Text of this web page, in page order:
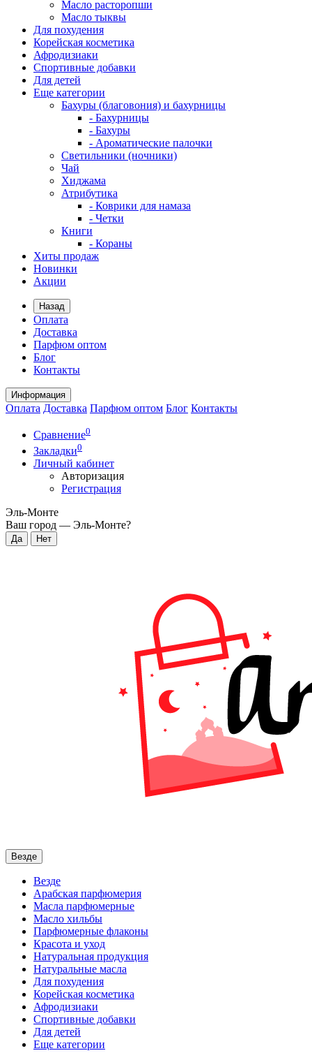
Масло расторопши
Масло тыквы
Для похудения
Корейская косметика
Афродизиаки
Спортивные добавки
Для детей
Еще категории
Бахуры (благовония) и бахурницы
- Бахурницы
- Бахуры
- Ароматические палочки
Светильники (ночники)
Чай
Хиджама
Атрибутика
- Коврики для намаза
- Четки
Книги
- Кораны
Хиты продаж
Новинки
Акции
Назад
Оплата
Доставка
Парфюм оптом
Блог
Контакты
Информация
Оплата Доставка Парфюм оптом Блог Контакты
Сравнение0
Закладки0
Личный кабинет
Авторизация
Регистрация
Эль-Монте
Ваш город — Эль-Монте?
Везде
Везде
Арабская парфюмерия
Масла парфюмерные
Масло хильбы
Парфюмерные флаконы
Красота и уход
Натуральная продукция
Натуральные масла
Для похудения
Корейская косметика
Афродизиаки
Спортивные добавки
Для детей
Еще категории